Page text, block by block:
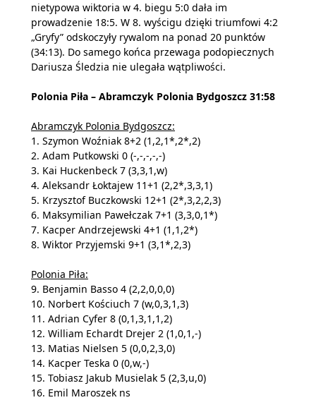
nietypowa wiktoria w 4. biegu 5:0 dała im
prowadzenie 18:5. W 8. wyścigu dzięki triumfowi 4:2
„Gryfy” odskoczyły rywalom na ponad 20 punktów
(34:13). Do samego końca przewaga podopiecznych
Dariusza Śledzia nie ulegała wątpliwości.
Polonia Piła – Abramczyk Polonia Bydgoszcz 31:58
Abramczyk Polonia Bydgoszcz:
1. Szymon Woźniak 8+2 (1,2,1*,2*,2)
2. Adam Putkowski 0 (-,-,-,-,-)
3. Kai Huckenbeck 7 (3,3,1,w)
4. Aleksandr Łoktajew 11+1 (2,2*,3,3,1)
5. Krzysztof Buczkowski 12+1 (2*,3,2,2,3)
6. Maksymilian Pawełczak 7+1 (3,3,0,1*)
7. Kacper Andrzejewski 4+1 (1,1,2*)
8. Wiktor Przyjemski 9+1 (3,1*,2,3)
Polonia Piła:
9. Benjamin Basso 4 (2,2,0,0,0)
10. Norbert Kościuch 7 (w,0,3,1,3)
11. Adrian Cyfer 8 (0,1,3,1,1,2)
12. William Echardt Drejer 2 (1,0,1,-)
13. Matias Nielsen 5 (0,0,2,3,0)
14. Kacper Teska 0 (0,w,-)
15. Tobiasz Jakub Musielak 5 (2,3,u,0)
16. Emil Maroszek ns